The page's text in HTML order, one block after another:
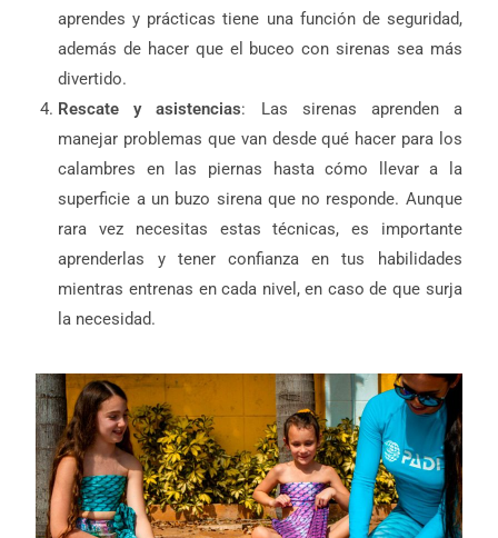
aprendes y prácticas tiene una función de seguridad,
además de hacer que el buceo con sirenas sea más
divertido.
Rescate y asistencias: Las sirenas aprenden a
manejar problemas que van desde qué hacer para los
calambres en las piernas hasta cómo llevar a la
superficie a un buzo sirena que no responde. Aunque
rara vez necesitas estas técnicas, es importante
aprenderlas y tener confianza en tus habilidades
mientras entrenas en cada nivel, en caso de que surja
la necesidad.